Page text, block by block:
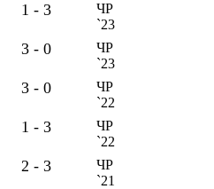
1 - 3
ЧР
`23
3 - 0
ЧР
`23
3 - 0
ЧР
`22
1 - 3
ЧР
`22
2 - 3
ЧР
`21